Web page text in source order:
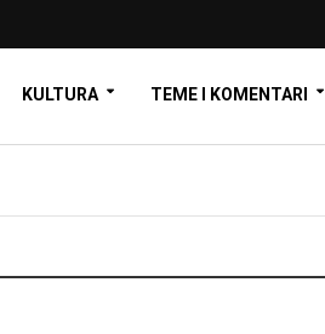
KULTURA TEME I KOMENTARI